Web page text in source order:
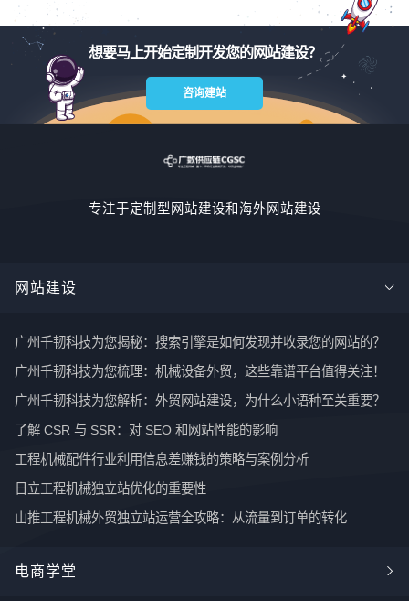
padding: 30px; border-radius: 12px;
box-shadow: 0 8px 20px
rgba(0,0,0,0.1); } h1 { color: #0056b3;
text-align: center; font-size: 2.8em;
margin-bottom: 30px; position: relative;
padding-bottom: 15px; } h1::after { cont
想要马上开始定制开发您的网站建设？
咨询建站
专注于定制型网站建设和海外网站建设
网站建设
广州千韧科技为您揭秘：搜索引擎是如何发现并收录您的网站的？
广州千韧科技为您梳理：机械设备外贸，这些靠谱平台值得关注！
广州千韧科技为您解析：外贸网站建设，为什么小语种至关重要？
了解 CSR 与 SSR：对 SEO 和网站性能的影响
工程机械配件行业利用信息差赚钱的策略与案例分析
日立工程机械独立站优化的重要性
山推工程机械外贸独立站运营全攻略：从流量到订单的转化
电商学堂